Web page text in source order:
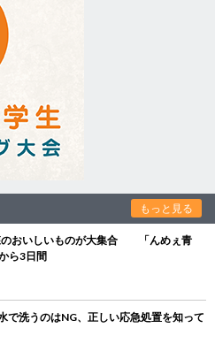
もっと見る
のおいしいものが大集合 「んめぇ青
ら3日間
洗うのはNG、正しい応急処置を知って